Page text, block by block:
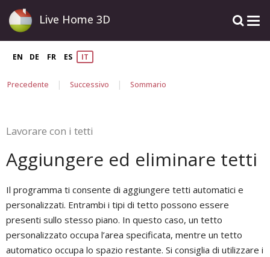
Live Home 3D
EN DE FR ES IT
Precedente | Successivo | Sommario
Lavorare con i tetti
Aggiungere ed eliminare tetti
Il programma ti consente di aggiungere tetti automatici e
personalizzati. Entrambi i tipi di tetto possono essere
presenti sullo stesso piano. In questo caso, un tetto
personalizzato occupa l’area specificata, mentre un tetto
automatico occupa lo spazio restante. Si consiglia di utilizzare i